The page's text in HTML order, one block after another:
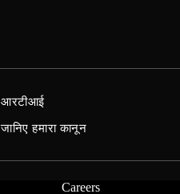
आरटीआई
जानिए हमारा कानून
Careers